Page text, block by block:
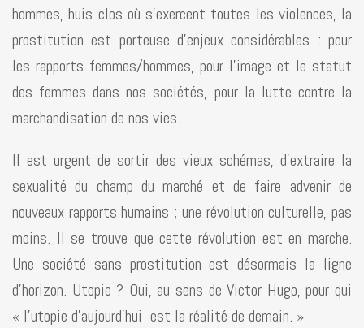
hommes, huis clos où s’exercent toutes les violences, la
prostitution est porteuse d’enjeux considérables : pour
les rapports femmes/hommes, pour l’image et le statut
des femmes dans nos sociétés, pour la lutte contre la
marchandisation de nos vies.
Il est urgent de sortir des vieux schémas, d’extraire la
sexualité du champ du marché et de faire advenir de
nouveaux rapports humains ; une révolution culturelle, pas
moins. Il se trouve que cette révolution est en marche.
Une société sans prostitution est désormais la ligne
d’horizon. Utopie ? Oui, au sens de Victor Hugo, pour qui
« l’utopie d’aujourd’hui est la réalité de demain. »